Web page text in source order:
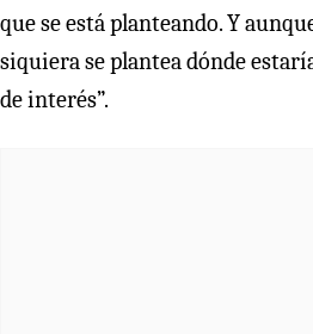
que se está planteando. Y
siquiera se plantea dónde
de interés”.